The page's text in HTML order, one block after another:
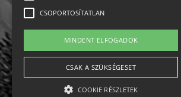
Állásajánlatok
Impresszum-kapcsolat
Jogi nyilatkozat
CSOPORTOSÍTATLAN
MINDENT ELFOGADOK
CSAK A SZÜKSÉGESET
COOKIE RÉSZLETEK